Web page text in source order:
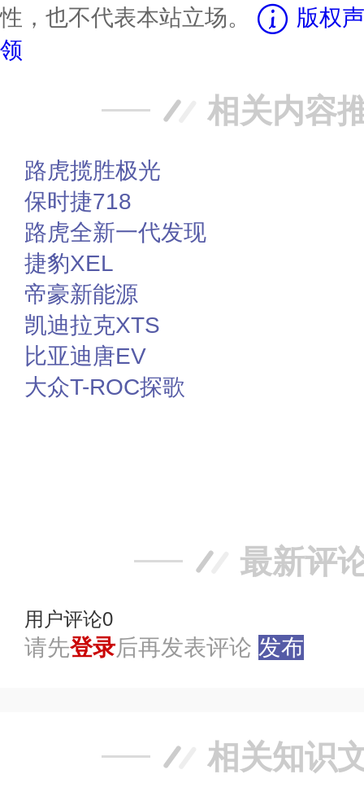
性，也不代表本站立场。
版权
领
相关内容
路虎揽胜极光
保时捷718
路虎全新一代发现
捷豹XEL
帝豪新能源
凯迪拉克XTS
比亚迪唐EV
大众T-ROC探歌
最新评
用户评论0
请先登录后再发表评论 发布
相关知识